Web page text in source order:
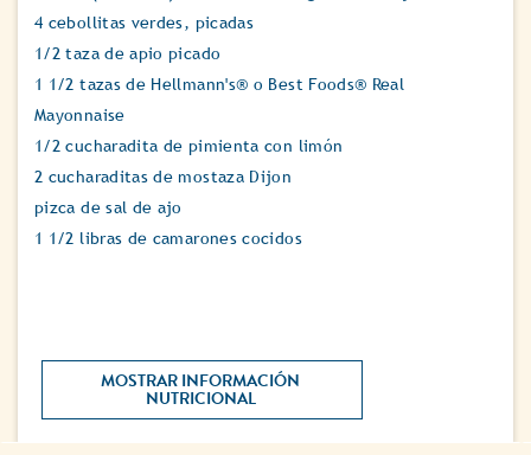
4 cebollitas verdes, picadas
1/2 taza de apio picado
1 1/2 tazas de Hellmann's® o Best Foods® Real
Mayonnaise
1/2 cucharadita de pimienta con limón
2 cucharaditas de mostaza Dijon
pizca de sal de ajo
1 1/2 libras de camarones cocidos
MOSTRAR INFORMACIÓN
NUTRICIONAL